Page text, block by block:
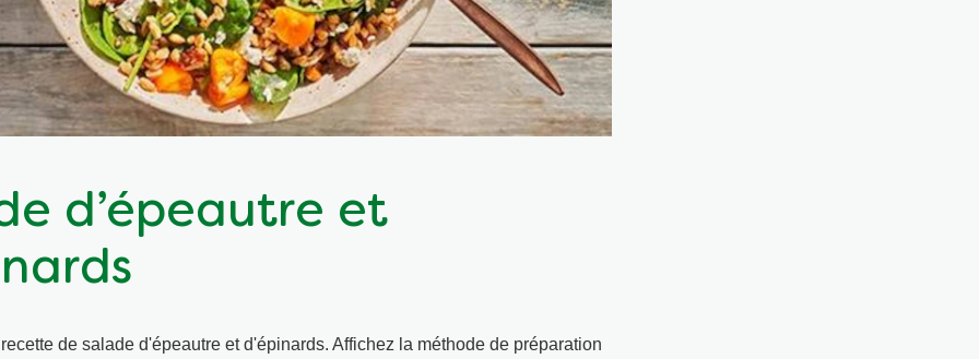
d’épeautre et
de salade d'épeautre et d'épinards. Affichez la méthode de préparation